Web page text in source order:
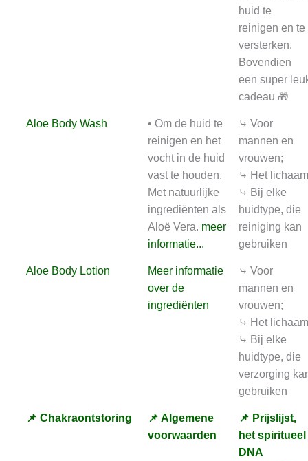
huid te
reinigen en te
versterken.
Bovendien
een super
cadeau 🎁
Aloe Body Wash
• Om de huid te
reinigen en het
vocht in de huid
vast te houden.
Met natuurlijke
ingrediënten als
Aloë Vera. meer
informatie...
⤷ Voor
mannen en
vrouwen;
⤷ Het
⤷ Bij elke
huidtype, die
reiniging kan
gebruiken
Aloe Body Lotion
Meer informatie
over de
ingrediënten
⤷ Voor
mannen en
vrouwen;
⤷ Het
⤷ Bij elke
huidtype, die
verzorging
gebruiken
📌 Chakraontstoring
📌 Algemene
voorwaarden
📌 Prijslijst,
het spiritueel
DNA